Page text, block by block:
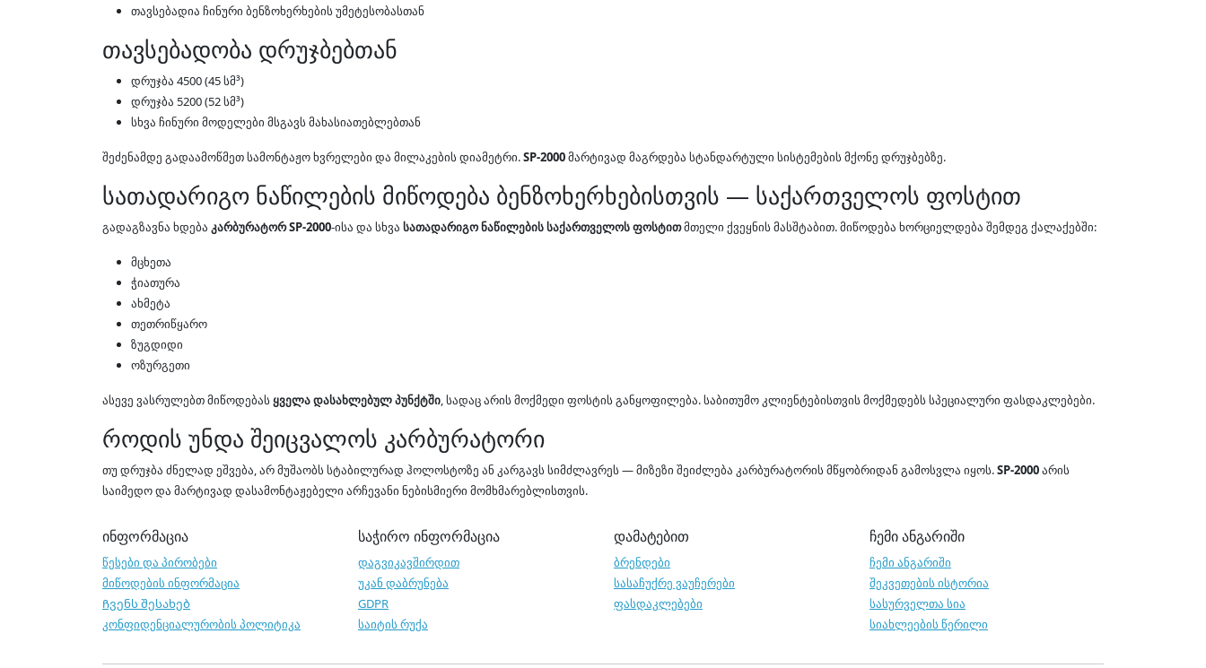
თავსებადია ჩინური ბენზოხერხების უმეტესობასთან
თავსებადობა დრუჯბებთან
დრუჯბა 4500 (45 სმ³)
დრუჯბა 5200 (52 სმ³)
სხვა ჩინური მოდელები მსგავს მახასიათებლებთან
შეძენამდე გადაამოწმეთ სამონტაჟო ხვრელები და მილაკების დიამეტრი.SP-2000მარტივად მაგრდება სტანდარტული სისტემების მქონე დრუჯბებზე.
სათადარიგო ნაწილების მიწოდება ბენზოხერხებისთვის — საქართველოს ფოსტით
გადაგზავნა ხდება კარბურატორ SP-2000-ისა და სხვა სათადარიგო ნაწილებისსაქართველოს ფოსტითმთელი ქვეყნის მასშტაბით. მიწოდება ხორციელდება შემდეგ ქალაქებში:
მცხეთა
ჭიათურა
ახმეტა
თეთრიწყარო
ზუგდიდი
ოზურგეთი
ასევე ვასრულებთ მიწოდებას ყველა დასახლებულ პუნქტში, სადაც არის მოქმედი ფოსტის განყოფილება. საბითუმო კლიენტებისთვის მოქმედებს სპეციალური ფასდაკლებები.
როდის უნდა შეიცვალოს კარბურატორი
თუ დრუჯბა ძნელად ეშვება, არ მუშაობს სტაბილურად ჰოლოსტოზე ან კარგავს სიმძლავრეს — მიზეზი შეიძლება კარბურატორის მწყობრიდან გამოსვლა იყოს.SP-2000არის
საიმედო და მარტივად დასამონტაჟებელი არჩევანი ნებისმიერი მომხმარებლისთვის.
ინფორმაცია
წესები და პირობები
მიწოდების ინფორმაცია
Ჩვენს შესახებ
კონფიდენციალურობის პოლიტიკა
საჭირო ინფორმაცია
დაგვიკავშირდით
უკან დაბრუნება
GDPR
საიტის რუქა
დამატებით
ბრენდები
სასაჩუქრე ვაუჩერები
ფასდაკლებები
ჩემი ანგარიში
ჩემი ანგარიში
შეკვეთების ისტორია
სასურველთა სია
სიახლეების წერილი